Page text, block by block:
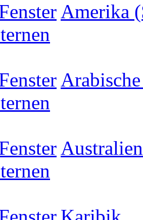
Amerika
Australien